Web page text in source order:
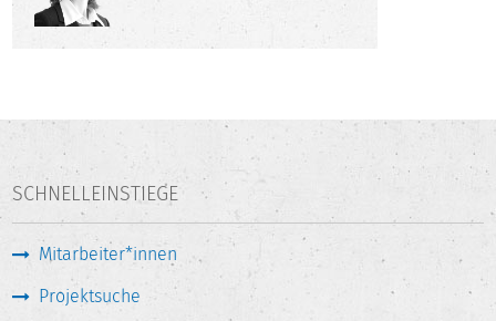
SCHNELLEINSTIEGE
Mitarbeiter*innen
Projektsuche